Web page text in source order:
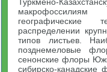
географические
распределении
типов листьев.
позднемеловые
сенонские флоры
сибирско-